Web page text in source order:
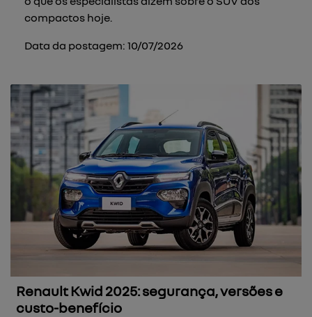
compactos hoje.
Data da postagem: 10/07/2026
Renault Kwid 2025: segurança, versões e
custo-benefício